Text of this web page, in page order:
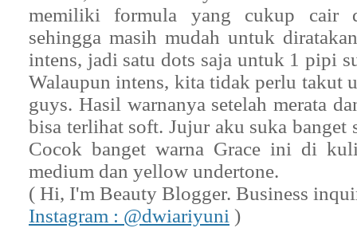
memiliki formula yang cukup cair
sehingga masih mudah untuk
intens, jadi satu dots saja untuk 1 pipi
Walaupun intens, kita tidak perlu takut
guys. Hasil warnanya setelah merata
bisa terlihat soft. Jujur aku suka banget
Cocok banget warna Grace ini di
medium dan yellow undertone.
( Hi, I'm Beauty Blogger. Business
Instagram : @dwiariyuni )